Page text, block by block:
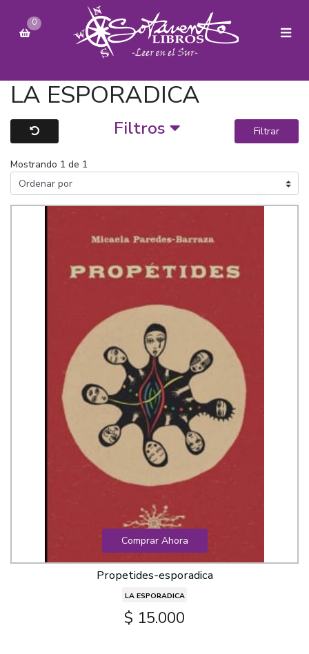
0
LA ESPORADICA
Filtros Filtrar
Mostrando 1 de 1
Comprar Ahora
Propetides-esporadica
LA ESPORADICA
$ 15.000